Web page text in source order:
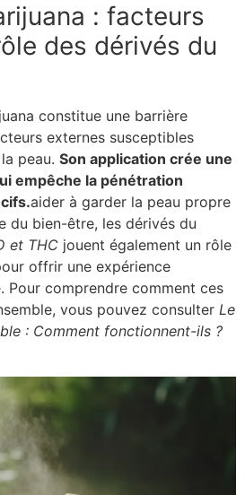
: facteurs
des dérivés du
constitue une barrière
externes susceptibles
peau. Son application crée une
empêche la pénétration
aider à garder la peau propre
du bien-être, les dérivés du
et THC jouent également un rôle
offrir une expérience
Pour comprendre comment ces
vous pouvez consulter Le
: Comment fonctionnent-ils ?